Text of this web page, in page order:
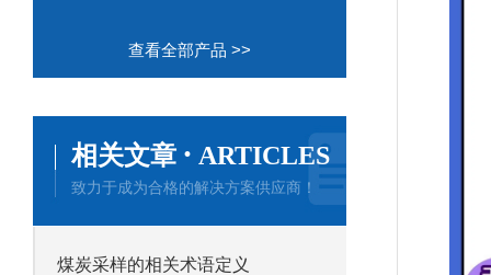
查看全部产品 >>
相关文章 · ARTICLES
致力于成为合格的解决方案供应商！
煤炭采样的相关术语定义